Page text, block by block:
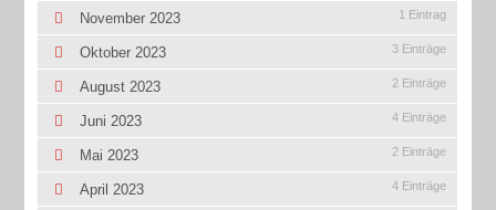
November 2023 1 Eintrag
Oktober 2023 3 Einträge
August 2023 2 Einträge
Juni 2023 4 Einträge
Mai 2023 2 Einträge
April 2023 4 Einträge